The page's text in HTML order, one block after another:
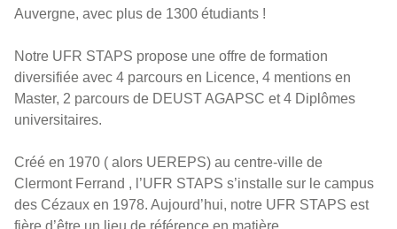
Auvergne, avec plus de 1300 étudiants !
Notre UFR STAPS propose une offre de formation
diversifiée avec 4 parcours en Licence, 4 mentions en
Master, 2 parcours de DEUST AGAPSC et 4 Diplômes
universitaires.
Créé en 1970 ( alors UEREPS) au centre-ville de
Clermont Ferrand , l’UFR STAPS s’installe sur le campus
des Cézaux en 1978. Aujourd’hui, notre UFR STAPS est
fière d’être un lieu de référence en matière